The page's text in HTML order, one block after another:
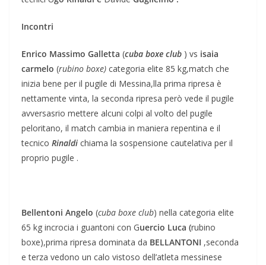
Incontri
Enrico Massimo Galletta (cuba boxe club ) vs isaia
carmelo (rubino boxe) categoria elite 85 kg,match che
inizia bene per il pugile di Messina,lla prima ripresa è
nettamente vinta, la seconda ripresa però vede il pugile
avversasrio mettere alcuni colpi al volto del pugile
peloritano, il match cambia in maniera repentina e il
tecnico Rinaldi chiama la sospensione cautelativa per il
proprio pugile .
Bellentoni Angelo (cuba boxe club) nella categoria elite
65 kg incrocia i guantoni con Guercio Luca (rubino
boxe),prima ripresa dominata da BELLANTONI ,seconda
e terza vedono un calo vistoso dell’atleta messinese